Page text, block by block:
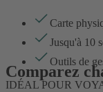
Carte
Jusqu'à 10
Outils de
IDÉAL POUR
Comparez